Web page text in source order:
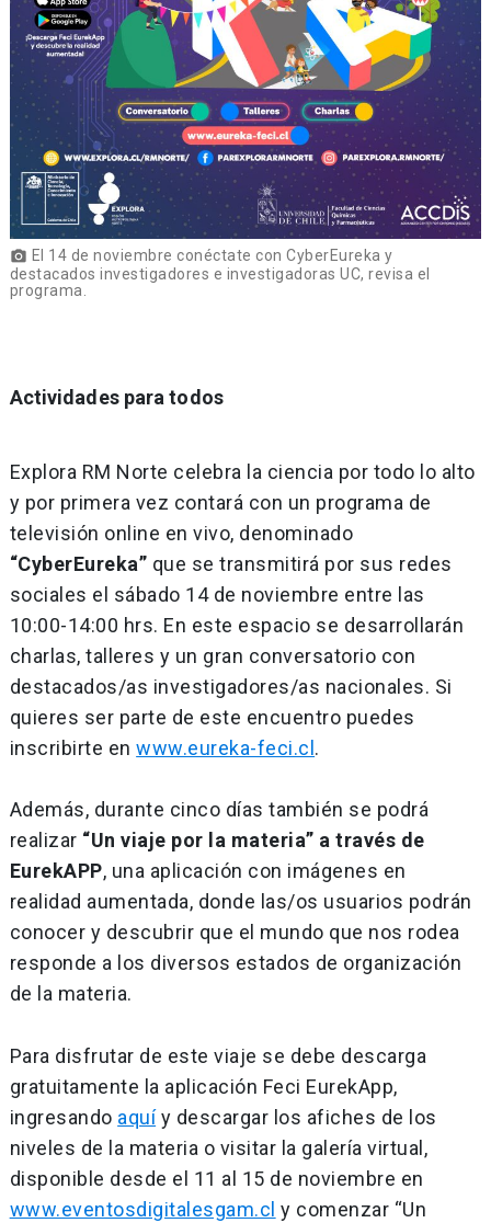
photo_camera El 14 de noviembre conéctate con CyberEureka y
destacados investigadores e investigadoras UC, revisa el
programa.
Actividades para todos
Explora RM Norte celebra la ciencia por todo lo alto
y por primera vez contará con un programa de
televisión online en vivo, denominado
“CyberEureka” que se transmitirá por sus redes
sociales el sábado 14 de noviembre entre las
10:00-14:00 hrs. En este espacio se desarrollarán
charlas, talleres y un gran conversatorio con
destacados/as investigadores/as nacionales. Si
quieres ser parte de este encuentro puedes
inscribirte enwww.eureka-feci.cl.
Además, durante cinco días también se podrá
realizar “Un viaje por la materia” a través de
EurekAPP, una aplicación con imágenes en
realidad aumentada, donde las/os usuarios podrán
conocer y descubrir que el mundo que nos rodea
responde a los diversos estados de organización
de la materia.
Para disfrutar de este viaje se debe descarga
gratuitamente la aplicación Feci EurekApp,
ingresando aquíy descargar los afiches de los
niveles de la materia o visitar la galería virtual,
disponible desde el 11 al 15 de noviembre en
www.eventosdigitalesgam.cl y comenzar “Un